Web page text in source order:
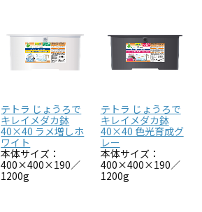
テトラ じょうろで
キレイメダカ鉢
40×40 ラメ増しホ
ワイト
本体サイズ：
400×400×190／
1200g
テトラ じょうろで
キレイメダカ鉢
40×40 色光育成グ
レー
本体サイズ：
400×400×190／
1200g